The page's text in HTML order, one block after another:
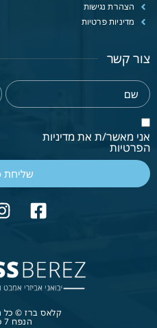
הצהרת נגישות
מדיניות פרטיות
צור קשר
אני מאשר/ת את מדיניות
הפרטיות
שליחת
קלאס ברז © כל
הנפח 7 כרמיאל